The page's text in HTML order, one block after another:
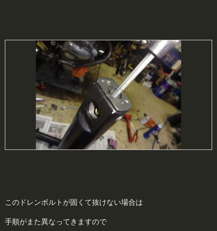
このドレンボルトが固くて抜けない場合は
手順がまた異なってきますので